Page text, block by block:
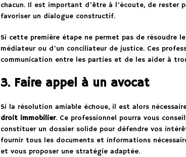
chacun. Il est important d’être à l’écoute, de rester
favoriser un dialogue constructif.
Si cette première étape ne permet pas de résoudre
médiateur ou d’un conciliateur de justice. Ces
communication entre les parties et de les aider à
3. Faire appel à un avocat
Si la résolution amiable échoue, il est alors
droit immobilier. Ce professionnel pourra vous
constituer un dossier solide pour défendre vos
fournir tous les documents et informations
et vous proposer une stratégie adaptée.